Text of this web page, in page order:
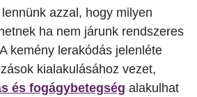
azzal, hogy milyen
ha nem járunk rendszeres
kemény lerakódás jelenléte
kialakulásához vezet,
és fogágybetegség alakulhat